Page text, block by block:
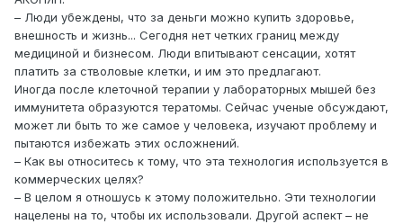
– Люди убеждены, что за деньги можно купить здоровье,
внешность и жизнь... Сегодня нет четких границ между
медициной и бизнесом. Люди впитывают сенсации, хотят
платить за стволовые клетки, и им это предлагают.
Иногда после клеточной терапии у лабораторных мышей без
иммунитета образуются тератомы. Сейчас ученые обсуждают,
может ли быть то же самое у человека, изучают проблему и
пытаются избежать этих осложнений.
– Как вы относитесь к тому, что эта технология используется в
коммерческих целях?
– В целом я отношусь к этому положительно. Эти технологии
нацелены на то, чтобы их использовали. Другой аспект – не